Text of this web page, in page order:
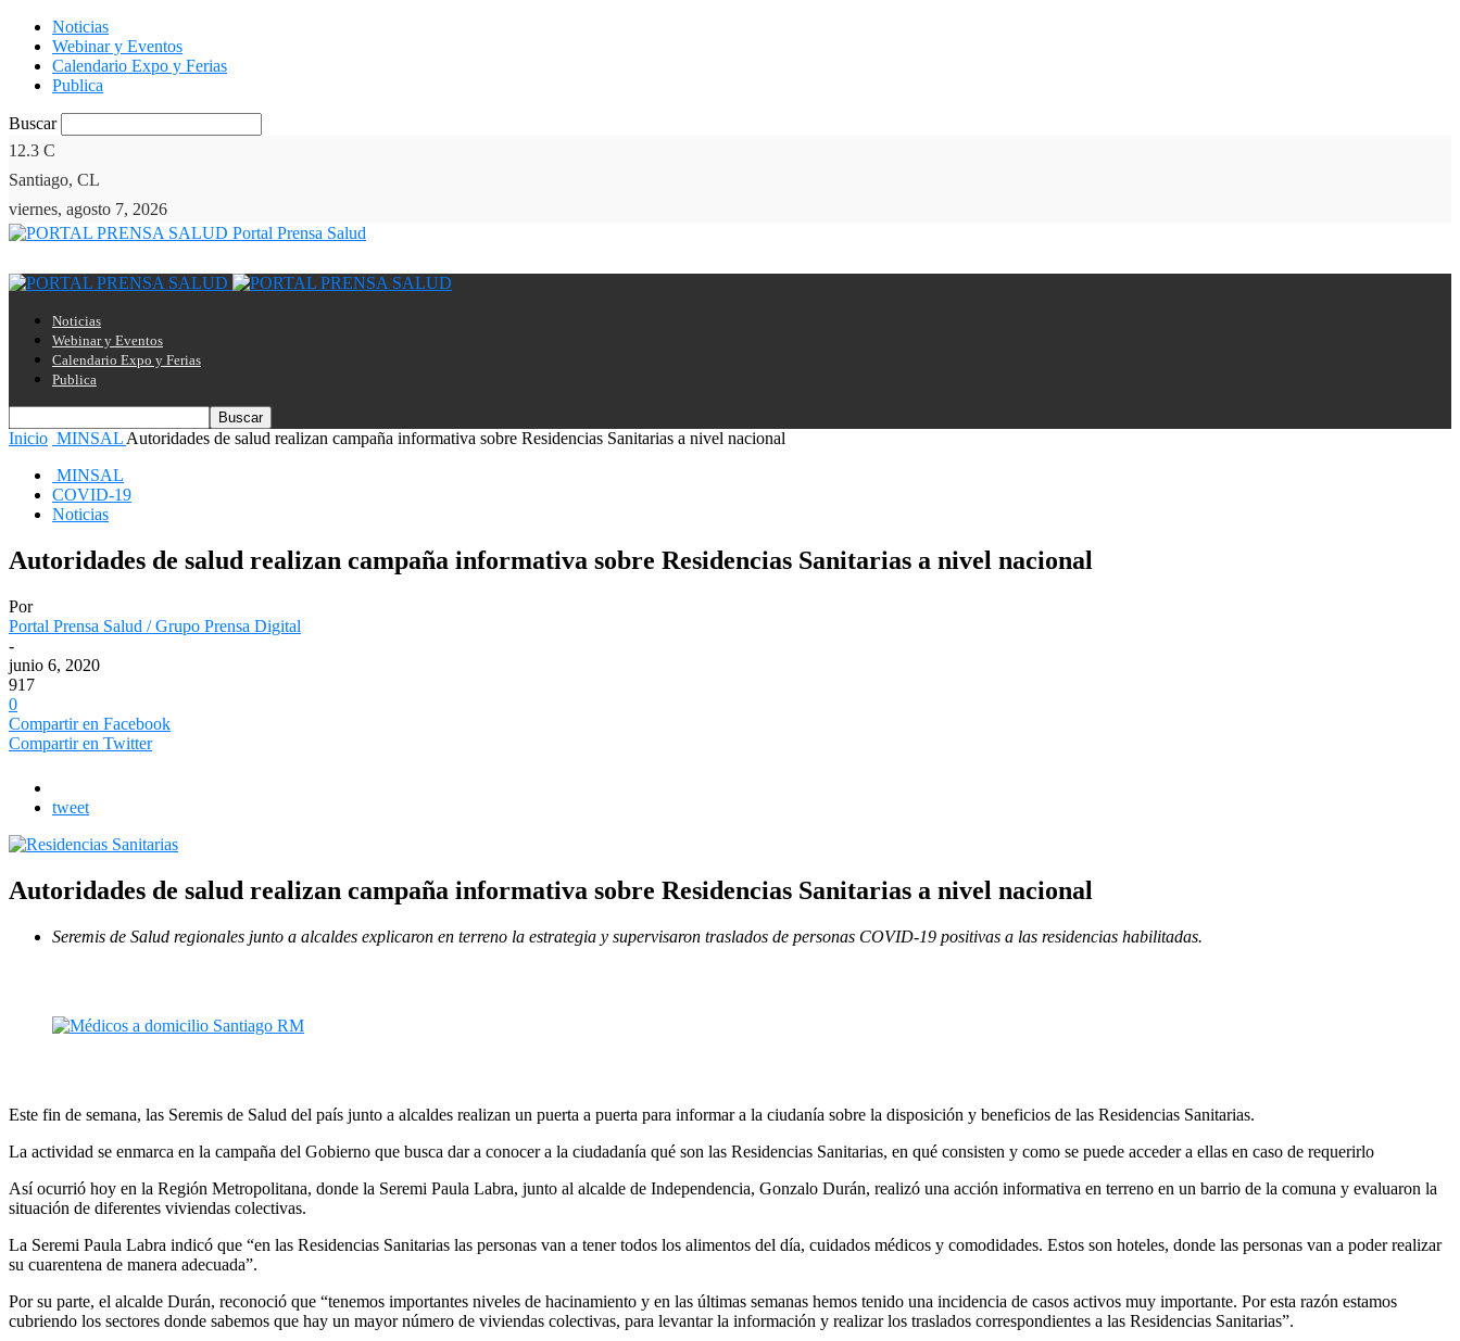
Noticias
Webinar y Eventos
Calendario Expo y Ferias
Publica
Buscar
12.3 C
Santiago, CL
viernes, agosto 7, 2026
Portal Prensa Salud
Noticias
Webinar y Eventos
Calendario Expo y Ferias
Publica
Inicio MINSAL Autoridades de salud realizan campaña informativa sobre Residencias Sanitarias a nivel nacional
MINSAL
COVID-19
Noticias
Autoridades de salud realizan campaña informativa sobre Residencias Sanitarias a nivel nacional
Por
Portal Prensa Salud / Grupo Prensa Digital
-
junio 6, 2020
917
0
Compartir en Facebook
Compartir en Twitter
tweet
Autoridades de salud realizan campaña informativa sobre Residencias Sanitarias a nivel nacional
Seremis de Salud regionales junto a alcaldes explicaron en terreno la estrategia y supervisaron traslados de personas COVID-19 positivas a las residencias habilitadas.
Este fin de semana, las Seremis de Salud del país junto a alcaldes realizan un puerta a puerta para informar a la ciudanía sobre la disposición y beneficios de las Residencias Sanitarias.
La actividad se enmarca en la campaña del Gobierno que busca dar a conocer a la ciudadanía qué son las Residencias Sanitarias, en qué consisten y como se puede acceder a ellas en caso de requerirlo
Así ocurrió hoy en la Región Metropolitana, donde la Seremi Paula Labra, junto al alcalde de Independencia, Gonzalo Durán, realizó una acción informativa en terreno en un barrio de la comuna y evaluaron la
situación de diferentes viviendas colectivas.
La Seremi Paula Labra indicó que “en las Residencias Sanitarias las personas van a tener todos los alimentos del día, cuidados médicos y comodidades. Estos son hoteles, donde las personas van a poder realizar
su cuarentena de manera adecuada”.
Por su parte, el alcalde Durán, reconoció que “tenemos importantes niveles de hacinamiento y en las últimas semanas hemos tenido una incidencia de casos activos muy importante. Por esta razón estamos
cubriendo los sectores donde sabemos que hay un mayor número de viviendas colectivas, para levantar la información y realizar los traslados correspondientes a las Residencias Sanitarias”.